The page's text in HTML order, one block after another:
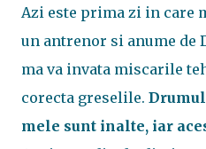
Azi este prima zi in care
un antrenor si anume de
ma va invata miscarile
corecta greselile.
mele sunt inalte, iar